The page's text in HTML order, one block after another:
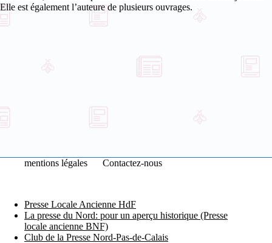
Elle est également l’auteure de plusieurs ouvrages.
mentions légales Contactez-nous
Presse Locale Ancienne HdF
La presse du Nord: pour un aperçu historique (Presse
locale ancienne BNF)
Club de la Presse Nord-Pas-de-Calais